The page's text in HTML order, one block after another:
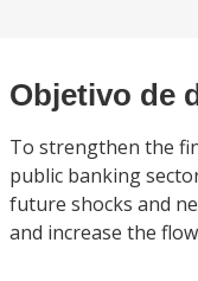
Objetivo de
To strengthen the
public banking
future shocks and
and increase the